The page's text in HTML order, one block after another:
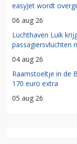
easyJet wordt
06 aug 26
Luchthaven Luik
passagiersvluchten
04 aug 26
Raamstoeltje in de
170 euro extra
05 aug 26